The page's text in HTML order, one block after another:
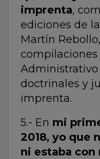
imprenta,
ediciones de
Martín
doctrinales y
imprenta.
5.- En mi
2018, yo que
ni estaba con